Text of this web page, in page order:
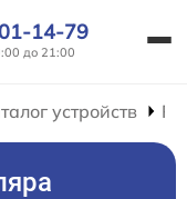
14-79
до 21:00
устройств